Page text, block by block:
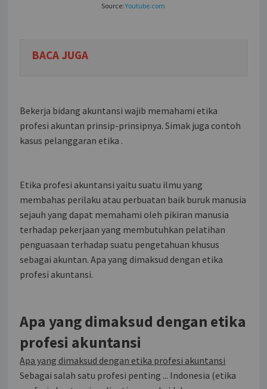
Source:Youtube.com
BACA JUGA
Bekerja bidang akuntansi wajib memahami etika
profesi akuntan prinsip-prinsipnya. Simak juga contoh
kasus pelanggaran etika .
Etika profesi akuntansi yaitu suatu ilmu yang
membahas perilaku atau perbuatan baik buruk manusia
sejauh yang dapat memahami oleh pikiran manusia
terhadap pekerjaan yang membutuhkan pelatihan
penguasaan terhadap suatu pengetahuan khusus
sebagai akuntan. Apa yang dimaksud dengan etika
profesi akuntansi.
Apa yang dimaksud dengan etika
profesi akuntansi
Apa yang dimaksud dengan etika profesi akuntansi
Sebagai salah satu profesi penting ... Indonesia (etika